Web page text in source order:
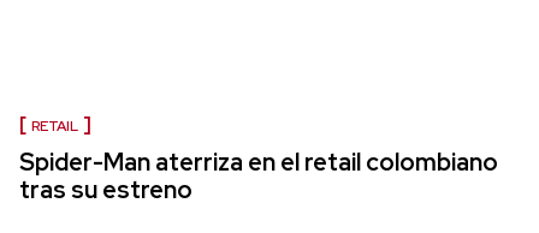
RETAIL
Spider-Man aterriza en el retail colombiano
tras su estreno